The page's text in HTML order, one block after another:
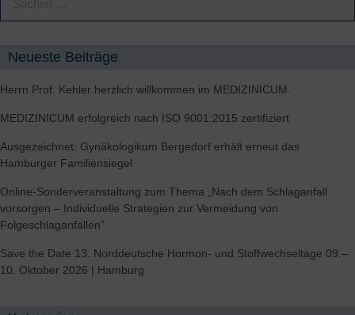
Neueste Beiträge
Herrn Prof. Kehler herzlich willkommen im MEDIZINICUM.
MEDIZINICUM erfolgreich nach ISO 9001:2015 zertifiziert
Ausgezeichnet: Gynäkologikum Bergedorf erhält erneut das
Hamburger Familiensiegel
Online-Sonderveranstaltung zum Thema „Nach dem Schlaganfall
vorsorgen – Individuelle Strategien zur Vermeidung von
Folgeschlaganfällen”
Save the Date 13. Norddeutsche Hormon- und Stoffwechseltage 09.–
10. Oktober 2026 | Hamburg